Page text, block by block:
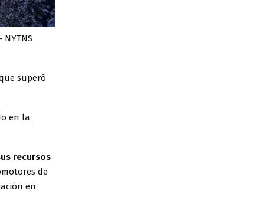
superó
en la
recursos
de
en